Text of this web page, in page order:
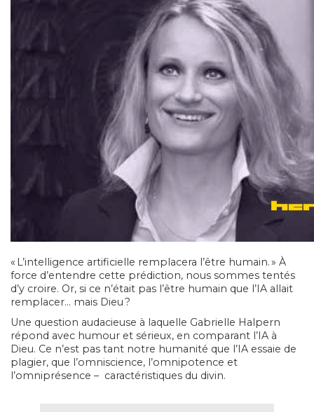
« L’intelligence artificielle remplacera l’être humain. » À
force d’entendre cette prédiction, nous sommes tentés
d’y croire. Or, si ce n’était pas l’être humain que l’IA allait
remplacer… mais Dieu ?
Une question audacieuse à laquelle Gabrielle Halpern
répond avec humour et sérieux, en comparant l’IA à
Dieu. Ce n’est pas tant notre humanité que l’IA essaie de
plagier, que l’omniscience, l’omnipotence et
l’omniprésence – caractéristiques du divin.